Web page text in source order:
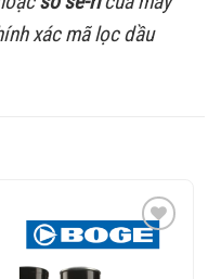
xác mã lọc dầu
Add to